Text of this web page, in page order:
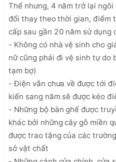
Thế nhưng, 4 năm trở lại
đổi thay theo thời gian, điểm
cấp sau gần 20 năm sử dụng
- Không có nhà vệ sinh cho
nữ cũng phải đi vệ sinh tự do
tạm bợ)
- Điện vẫn chưa về được tới
kiến sang năm sẽ được kéo
- Những bộ bàn ghế được
khác bởi những cây gỗ miền
được trao tặng của các
sở vật chất